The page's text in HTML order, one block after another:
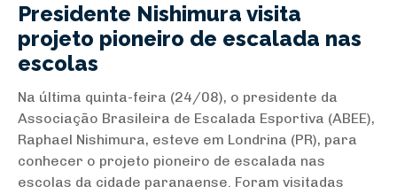
Presidente Nishimura visita
projeto pioneiro de escalada nas
escolas
Na última quinta-feira (24/08), o presidente da
Associação Brasileira de Escalada Esportiva (ABEE),
Raphael Nishimura, esteve em Londrina (PR), para
conhecer o projeto pioneiro de escalada nas
escolas da cidade paranaense. Foram visitadas